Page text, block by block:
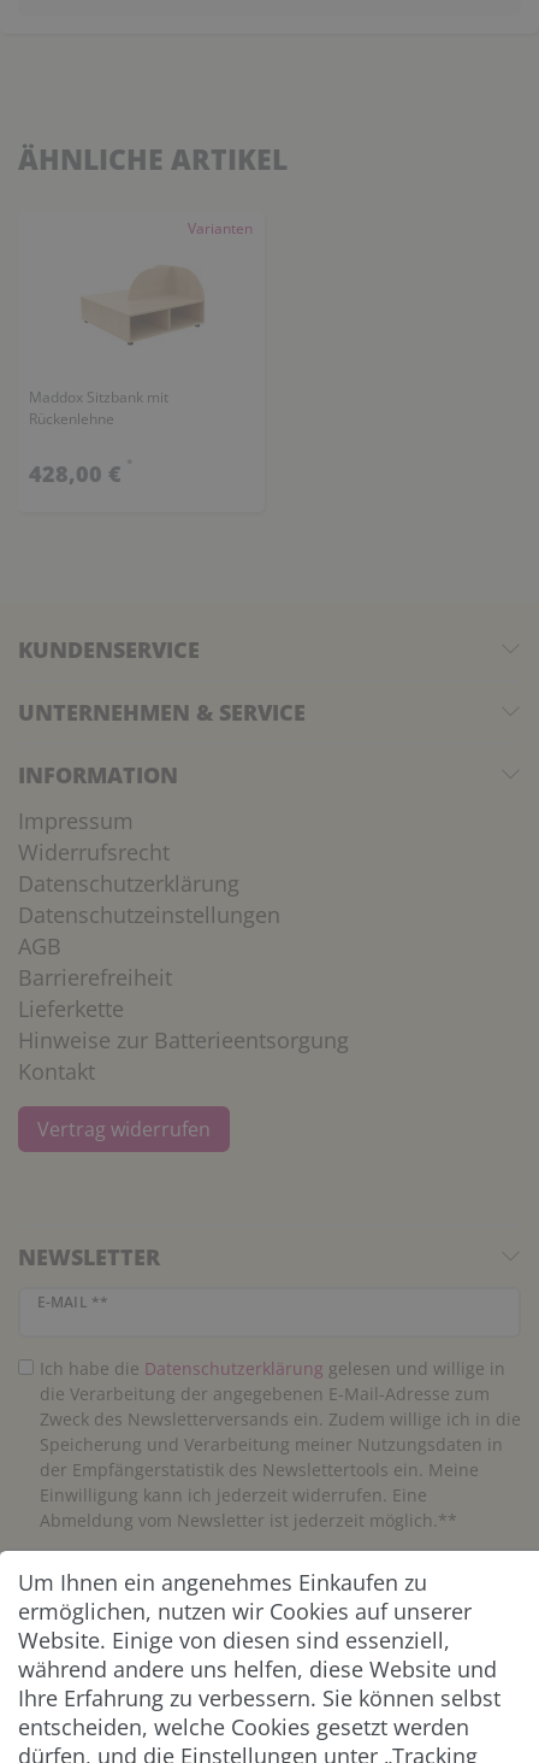
ÄHNLICHE ARTIKEL
Varianten
Maddox Sitzbank mit
Rückenlehne
428,00 € *
KUNDENSERVICE
UNTERNEHMEN & SERVICE
INFORMATION
Impressum
Widerrufsrecht
Datenschutzerklärung
Datenschutzeinstellungen
AGB
Barrierefreiheit
Lieferkette
Hinweise zur Batterieentsorgung
Kontakt
Vertrag widerrufen
NEWSLETTER
E-MAIL **
Newsletter Honig
Ich habe die Daten­schutz­erklärung gelesen und willige in
die Verarbeitung der angegebenen E-Mail-Adresse zum
Zweck des Newsletterversands ein. Zudem willige ich in die
Speicherung und Verarbeitung meiner Nutzungsdaten in
der Empfängerstatistik des Newslettertools ein. Meine
Einwilligung kann ich jederzeit widerrufen. Eine
Abmeldung vom Newsletter ist jederzeit möglich.**
Abonnieren
** Hierbei handelt es sich um ein Pflichtfeld.
ZAHLUNG & VERSAND
Um Ihnen ein angenehmes Einkaufen zu
ermöglichen, nutzen wir Cookies auf unserer
Website. Einige von diesen sind essenziell,
während andere uns helfen, diese Website und
Ihre Erfahrung zu verbessern. Sie können selbst
entscheiden, welche Cookies gesetzt werden
dürfen, und die Einstellungen unter „Tracking